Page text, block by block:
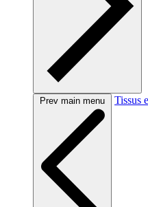
Prev main menu Tissus